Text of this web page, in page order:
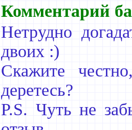
Комментарий
Нетрудно
двоих :)
Скажите
деретесь?
P.S. Чуть не